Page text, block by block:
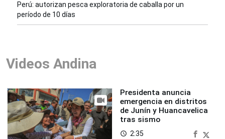
Perú: autorizan pesca exploratoria de caballa por un
período de 10 días
Videos Andina
Presidenta anuncia
emergencia en distritos
de Junín y Huancavelica
tras sismo
access_time 2:35